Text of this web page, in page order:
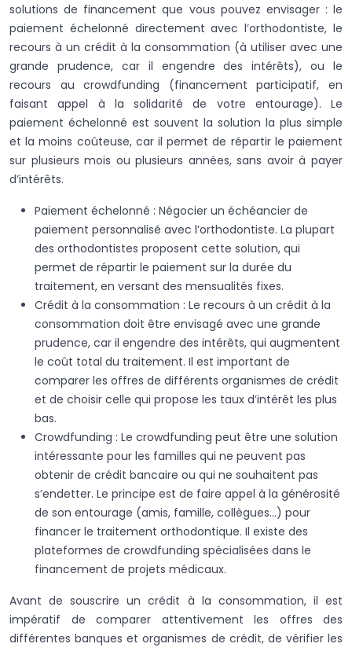
solutions de financement que vous pouvez envisager : le
paiement échelonné directement avec l’orthodontiste, le
recours à un crédit à la consommation (à utiliser avec une
grande prudence, car il engendre des intérêts), ou le
recours au crowdfunding (financement participatif, en
faisant appel à la solidarité de votre entourage). Le
paiement échelonné est souvent la solution la plus simple
et la moins coûteuse, car il permet de répartir le paiement
sur plusieurs mois ou plusieurs années, sans avoir à payer
d’intérêts.
Paiement échelonné : Négocier un échéancier de
paiement personnalisé avec l’orthodontiste. La plupart
des orthodontistes proposent cette solution, qui
permet de répartir le paiement sur la durée du
traitement, en versant des mensualités fixes.
Crédit à la consommation : Le recours à un crédit à la
consommation doit être envisagé avec une grande
prudence, car il engendre des intérêts, qui augmentent
le coût total du traitement. Il est important de
comparer les offres de différents organismes de crédit
et de choisir celle qui propose les taux d’intérêt les plus
bas.
Crowdfunding : Le crowdfunding peut être une solution
intéressante pour les familles qui ne peuvent pas
obtenir de crédit bancaire ou qui ne souhaitent pas
s’endetter. Le principe est de faire appel à la générosité
de son entourage (amis, famille, collègues…) pour
financer le traitement orthodontique. Il existe des
plateformes de crowdfunding spécialisées dans le
financement de projets médicaux.
Avant de souscrire un crédit à la consommation, il est
impératif de comparer attentivement les offres des
différentes banques et organismes de crédit, de vérifier les